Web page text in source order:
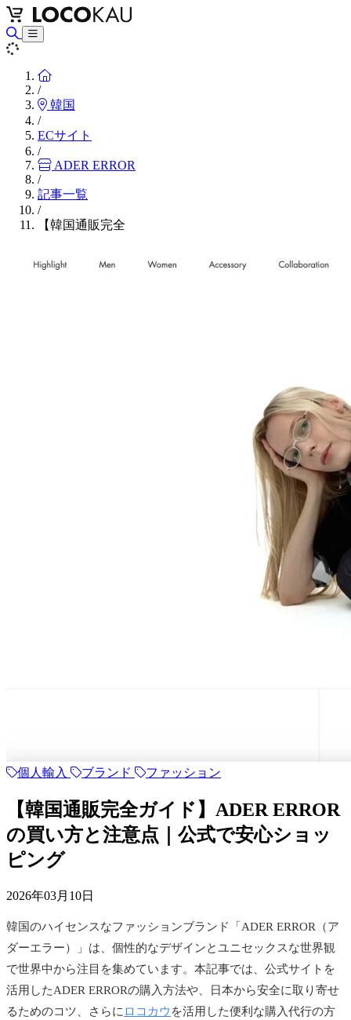
Home
/
韓国
/
ECサイト
/
ADER ERROR
/
記事一覧
/
【韓国通販完全
個人輸入 ブランド ファッション
【韓国通販完全ガイド】ADER ERROR
の買い方と注意点｜公式で安心ショッ
ピング
2026年03月10日
韓国のハイセンスなファッションブランド「ADER ERROR（ア
ダーエラー）」は、個性的なデザインとユニセックスな世界観
で世界中から注目を集めています。本記事では、公式サイトを
活用したADER ERRORの購入方法や、日本から安全に取り寄せ
るためのコツ、さらに ロコカウ を活用した便利な購入代行の方